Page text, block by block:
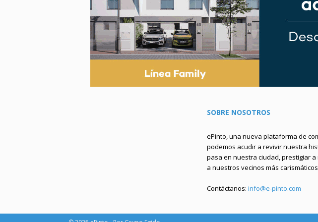
SOBRE NOSOTROS
ePinto, una nueva plataforma de
podemos acudir a revivir nuestra
pasa en nuestra ciudad, prestigiar
a nuestros vecinos más
Contáctanos: info@e-pinto.com